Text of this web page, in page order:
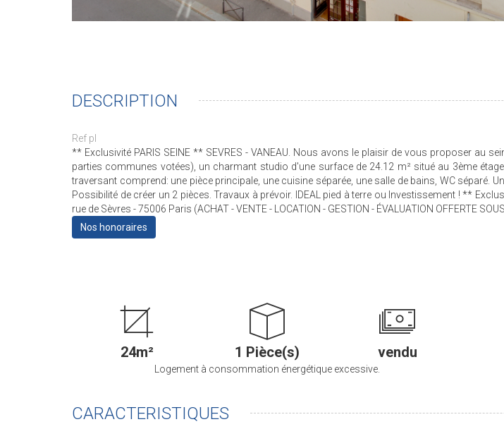
DESCRIPTION
Ref pl
** Exclusivité PARIS SEINE ** SEVRES - VANEAU. Nous avons le plaisir de vous proposer au
parties communes votées), un charmant studio d'une surface de 24.12 m² situé au 3ème étage
traversant comprend: une pièce principale, une cuisine séparée, une salle de bains, WC séparé.
Possibilité de créer un 2 pièces. Travaux à prévoir. IDEAL pied à terre ou Investissement ! **
rue de Sèvres - 75006 Paris (ACHAT - VENTE - LOCATION - GESTION - ÉVALUATION OFFERTE
Nos honoraires
24m² 1 Pièce(s) vendu
Logement à consommation énergétique excessive.
CARACTERISTIQUES